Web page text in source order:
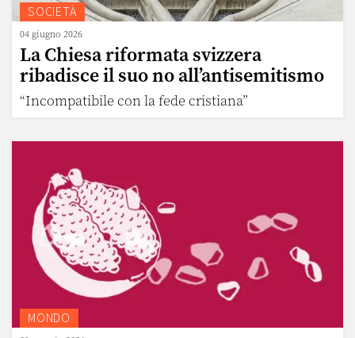
SOCIETÀ
04 giugno 2026
La Chiesa riformata svizzera
ribadisce il suo no all’antisemitismo
“Incompatibile con la fede cristiana”
MONDO